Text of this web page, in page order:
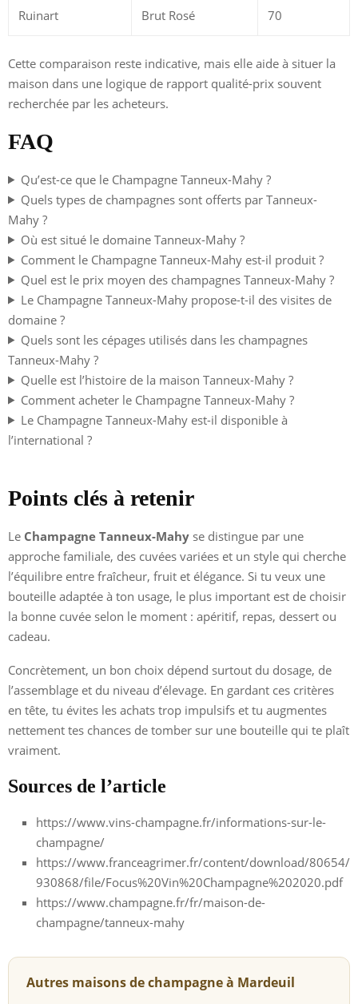
Ruinart Brut Rosé 70
Cette comparaison reste indicative, mais elle aide à situer la
maison dans une logique de rapport qualité-prix souvent
recherchée par les acheteurs.
FAQ
Qu’est-ce que le Champagne Tanneux-Mahy ?
Quels types de champagnes sont offerts par Tanneux-
Mahy ?
Où est situé le domaine Tanneux-Mahy ?
Comment le Champagne Tanneux-Mahy est-il produit ?
Quel est le prix moyen des champagnes Tanneux-Mahy ?
Le Champagne Tanneux-Mahy propose-t-il des visites de
domaine ?
Quels sont les cépages utilisés dans les champagnes
Tanneux-Mahy ?
Quelle est l’histoire de la maison Tanneux-Mahy ?
Comment acheter le Champagne Tanneux-Mahy ?
Le Champagne Tanneux-Mahy est-il disponible à
l’international ?
Points clés à retenir
Le Champagne Tanneux-Mahy se distingue par une
approche familiale, des cuvées variées et un style qui cherche
l’équilibre entre fraîcheur, fruit et élégance. Si tu veux une
bouteille adaptée à ton usage, le plus important est de choisir
la bonne cuvée selon le moment : apéritif, repas, dessert ou
cadeau.
Concrètement, un bon choix dépend surtout du dosage, de
l’assemblage et du niveau d’élevage. En gardant ces critères
en tête, tu évites les achats trop impulsifs et tu augmentes
nettement tes chances de tomber sur une bouteille qui te plaît
vraiment.
Sources de l’article
https://www.vins-champagne.fr/informations-sur-le-
champagne/
https://www.franceagrimer.fr/content/download/80654/
930868/file/Focus%20Vin%20Champagne%202020.pdf
https://www.champagne.fr/fr/maison-de-
champagne/tanneux-mahy
Autres maisons de champagne à Mardeuil